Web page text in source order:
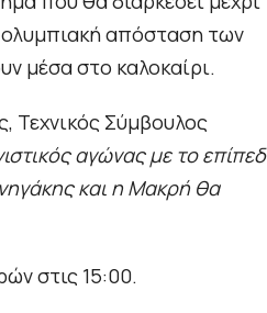
ολυμπιακή απόσταση των
μέσα στο καλοκαίρι.
Τεχνικός Σύμβουλος
αγώνας με το
και η Μακρή θα
στις 15:00.